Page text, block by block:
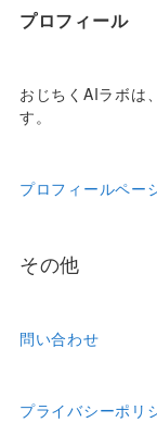
プロフィール
おじちくAIラボは
す。
プロフィールペー
その他
問い合わせ
プライバシーポリ